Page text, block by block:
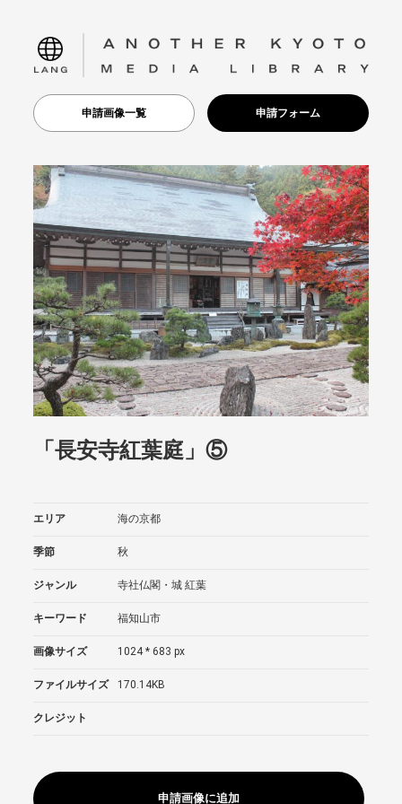
language
申請画像一覧 申請フォーム
「長安寺紅葉庭」⑤
エリア 海の京都
季節 秋
ジャンル 寺社仏閣・城 紅葉
キーワード 福知山市
画像サイズ 1024 * 683 px
ファイルサイズ 170.14KB
クレジット
申請画像に追加